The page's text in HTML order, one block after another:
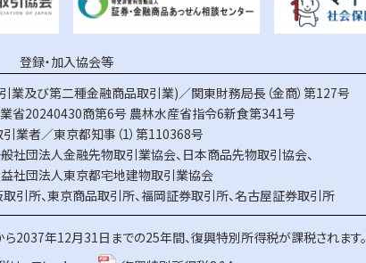
登録・加入協会等
及び第二種金融商品取引業)／関東財務局長（金商）第127号
省20240430商第6号 農林水産省指令6新食第341号
業者／東京都知事（1）第110368号
社団法人金融先物取引業協会、 日本商品先物取引協会、
社団法人東京都宅地建物取引業協会
取引所、東京商品取引所、福岡証券取引所、名古屋証券取引所
2037年12月31日までの25年間、復興特別所得税が課税されます。